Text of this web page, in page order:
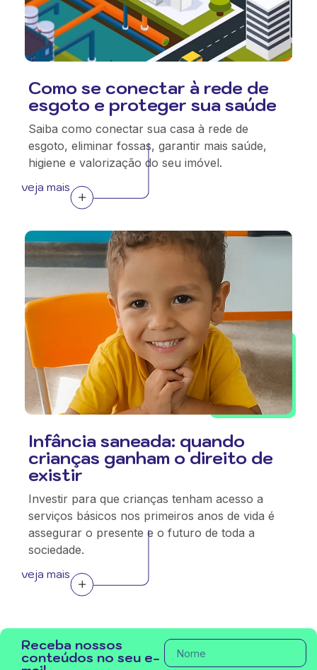
Como se conectar à rede de
esgoto e proteger sua saúde
Saiba como conectar sua casa à rede de
esgoto, eliminar fossas, garantir mais saúde,
higiene e valorização do seu imóvel.
veja mais
Infância saneada: quando
crianças ganham o direito de
existir
Investir para que crianças tenham acesso a
serviços básicos nos primeiros anos de vida é
assegurar o presente e o futuro de toda a
sociedade.
veja mais
Receba nossos
conteúdos no seu e-